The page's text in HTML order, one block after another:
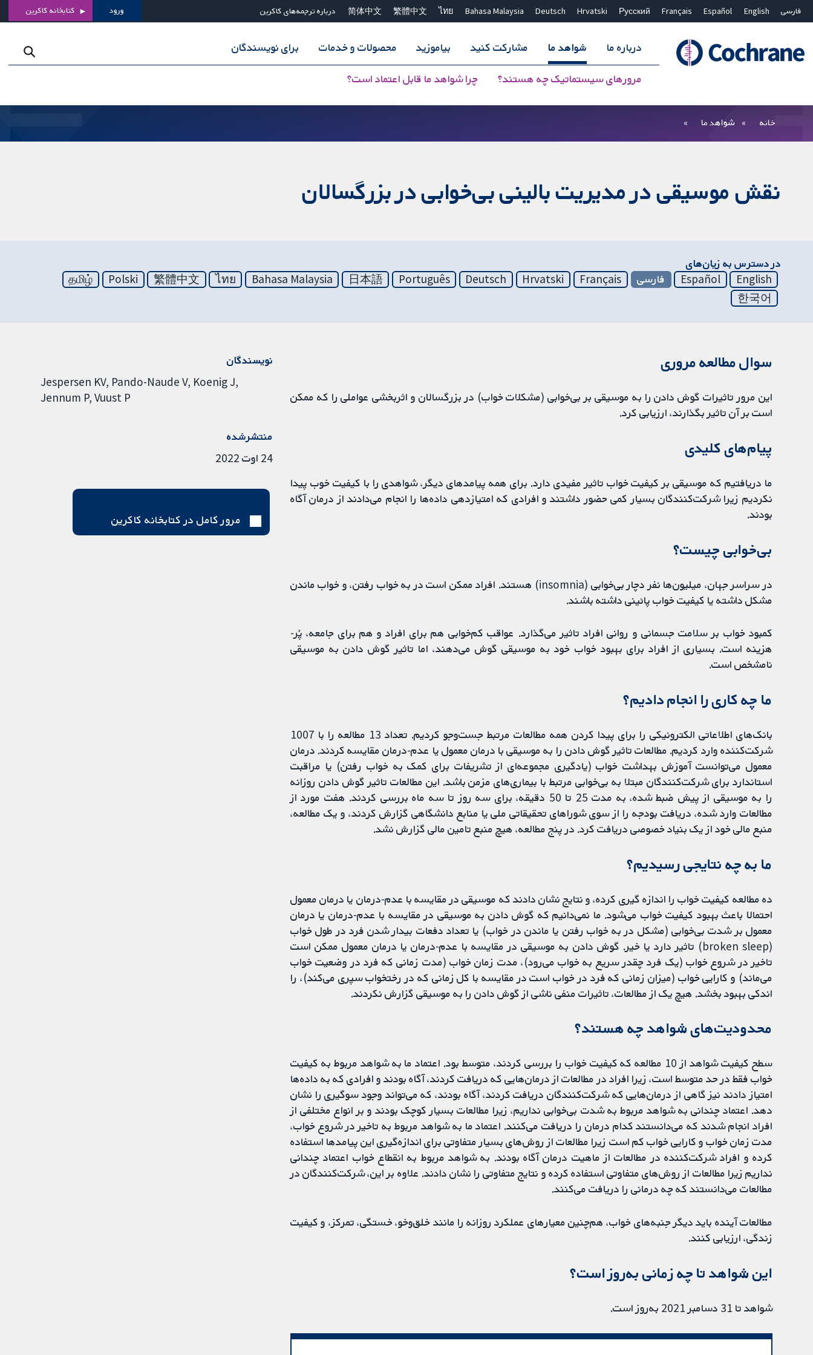
فارسی English
Español
Français
Русский
Hrvatski
Deutsch
Bahasa Malaysia
ไทย
繁體中文
简体中文 درباره ترجمه‌های کاکرین ورود کتابخانه کاکرین
درباره ما شواهد ما
مرورهای سیستماتیک چه هستند؟ چرا شواهد ما قابل اعتماد است؟
مشارکت کنید بیاموزید محصولات و خدمات برای نویسندگان
بستن جستجو ✖
خانه شواهد ما
نقش موسیقی در مدیریت بالینی بی‌خوابی در بزرگسالان
در دسترس به زیان‌های
English
Español فارسی Français
Hrvatski
Deutsch
Português
日本語
Bahasa Malaysia
ไทย
繁體中文
Polski
தமிழ்
한국어
سوال مطالعه مروری
این مرور تاثیرات گوش دادن را به موسیقی بر بی‌خوابی (مشکلات خواب) در بزرگسالان و اثربخشی عواملی را که ممکن
است بر آن تاثیر بگذارند، ارزیابی کرد.
پیام‌های کلیدی
ما دریافتیم که موسیقی بر کیفیت خواب تاثیر مفیدی دارد. برای همه پیامدهای دیگر، شواهدی را با کیفیت خوب پیدا
نکردیم زیرا شرکت‌کنندگان بسیار کمی حضور داشتند و افرادی که امتیازدهی داده‌ها را انجام می‌دادند از درمان آگاه
بودند.
بی‌خوابی چیست؟
در سراسر جهان، میلیون‌ها نفر دچار بی‌خوابی (insomnia) هستند. افراد ممکن است در به خواب رفتن، و خواب ماندن
مشکل داشته یا کیفیت خواب پائینی داشته باشند.
کمبود خواب بر سلامت جسمانی و روانی افراد تاثیر می‌گذارد. عواقب کم‌خوابی هم برای افراد و هم برای جامعه، پُر-
هزینه است. بسیاری از افراد برای بهبود خواب خود به موسیقی گوش می‌دهند، اما تاثیر گوش دادن به موسیقی
نامشخص است.
ما چه کاری را انجام دادیم؟
بانک‌های اطلاعاتی الکترونیکی را برای پیدا ‌کردن همه مطالعات مرتبط جست‌وجو کردیم. تعداد 13 مطالعه را با 1007
شرکت‌کننده وارد کردیم. مطالعات تاثیر گوش دادن را به موسیقی با درمان معمول یا عدم-درمان مقایسه کردند. درمان
معمول می‌توانست آموزش بهداشت خواب (یادگیری مجموعه‌ای از تشریفات برای کمک به خواب رفتن) یا مراقبت
استاندارد برای شرکت‌کنندگان مبتلا به بی‌خوابی مرتبط با بیماری‌های مزمن باشد. این مطالعات تاثیر گوش دادن روزانه
را به موسیقی از پیش ضبط شده، به مدت 25 تا 50 دقیقه، برای سه روز تا سه ماه بررسی کردند. هفت مورد از
مطالعات وارد شده، دریافت بودجه را از سوی شوراهای تحقیقاتی ملی یا منابع دانشگاهی گزارش کردند، و یک مطالعه،
منبع مالی خود از یک بنیاد خصوصی دریافت کرد. در پنج مطالعه، هیچ منبع تامین مالی گزارش نشد.
ما به چه نتایجی رسیدیم؟
ده مطالعه کیفیت خواب را اندازه گیری کرده، و نتایج نشان دادند که موسیقی در مقایسه با عدم-درمان یا درمان معمول
احتمالا باعث بهبود کیفیت خواب می‌شود. ما نمی‌دانیم که گوش دادن به موسیقی در مقایسه با عدم-درمان یا درمان
معمول بر شدت بی‌خوابی (مشکل در به خواب رفتن یا ماندن در خواب) یا تعداد دفعات بیدار شدن فرد در طول خواب
(broken sleep) تاثیر دارد یا خیر. گوش دادن به موسیقی در مقایسه با عدم-درمان یا درمان معمول ممکن است
تاخیر در شروع خواب (یک فرد چقدر سریع به خواب می‌رود)، مدت زمان خواب (مدت زمانی که فرد در وضعیت خواب
می‌ماند) و کارایی خواب (میزان زمانی که فرد در خواب است در مقایسه با کل زمانی که در رختخواب سپری می‌کند)، را
اندکی بهبود بخشد. هیچ یک از مطالعات، تاثیرات منفی ناشی از گوش دادن را به موسیقی گزارش نکردند.
محدودیت‌های شواهد چه هستند؟
سطح کیفیت شواهد از 10 مطالعه که کیفیت خواب را بررسی کردند، متوسط بود. اعتماد ما به شواهد مربوط به کیفیت
خواب فقط در حد متوسط است، زیرا افراد در مطالعات از درمان‌هایی که دریافت کردند، آگاه بودند و افرادی که به داده‌ها
امتیاز دادند نیز گاهی از درمان‌هایی که شرکت‌کنندگان دریافت کردند، آگاه بودند، که می‌تواند وجود سوگیری را نشان
دهد. اعتماد چندانی به شواهد مربوط به شدت بی‌خوابی نداریم، زیرا مطالعات بسیار کوچک بودند و بر انواع مختلفی از
افراد انجام شدند که می‌دانستند کدام درمان را دریافت می‌کنند. اعتماد ما به شواهد مربوط به تاخیر در شروع خواب،
مدت زمان خواب و کارایی خواب کم است زیرا مطالعات از روش‌های بسیار متفاوتی برای اندازه‌گیری این پیامدها استفاده
کرده و افراد شرکت‌کننده در مطالعات از ماهیت درمان آگاه بودند. به شواهد مربوط به انقطاع خواب اعتماد چندانی
نداریم زیرا مطالعات از روش‌های متفاوتی استفاده کرده و نتایج متفاوتی را نشان دادند. علاوه بر این، شرکت‌کنندگان در
مطالعات می‌دانستند که چه درمانی را دریافت می‌کنند.
مطالعات آینده باید دیگر جنبه‌های خواب، هم‌چنین معیارهای عملکرد روزانه را مانند خلق‌وخو، خستگی، تمرکز، و کیفیت
زندگی، ارزیابی کنند.
این شواهد تا چه زمانی به‌روز است؟
شواهد تا 31 دسامبر 2021 به‌روز است.
نویسندگان
Jespersen KV Pando-Naude V Koenig J
Jennum P Vuust P
منتشرشده
24 اوت 2022
مرور کامل در کتابخانه کاکرین